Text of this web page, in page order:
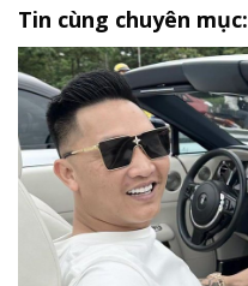
Tin cùng chuyên mục: